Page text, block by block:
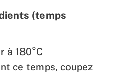
(temps
à 180°C
ce temps, coupez